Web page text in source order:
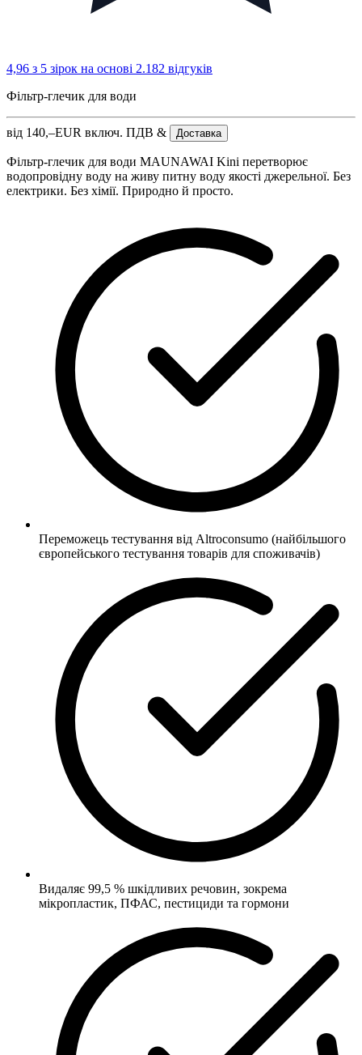
4,96 з 5 зірок на основі 2.182 відгуків
Фільтр-глечик для води
від 140,–EUR включ. ПДВ & Доставка
Фільтр-глечик для води MAUNAWAI Kini перетворює
водопровідну воду на живу питну воду якості джерельної. Без
електрики. Без хімії. Природно й просто.
Переможець тестування від Altroconsumo (найбільшого
європейського тестування товарів для споживачів)
Видаляє 99,5 % шкідливих речовин, зокрема
мікропластик, ПФАС, пестициди та гормони